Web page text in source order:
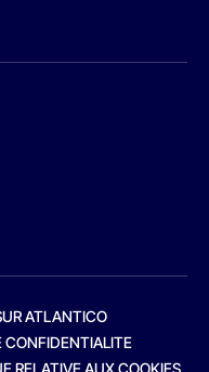
ATLANTICO
CONFIDENTIALITE